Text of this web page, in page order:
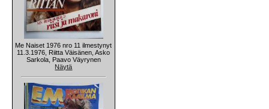
Me Naiset 1976 nro 11 ilmestynyt
11.3.1976, Riitta Väisänen, Asko
Sarkola, Paavo Väyrynen
Näytä